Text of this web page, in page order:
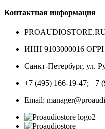
Контактная информация
ИНН 9103000016
Санкт-Петербург, ул.
+7 (495) 166-19-47; +7
Email: